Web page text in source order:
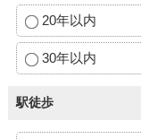
20年以内
30年以内
駅徒歩